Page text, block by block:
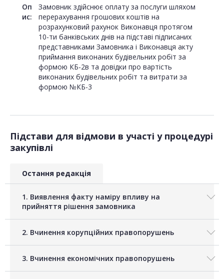
Оп
ис:
Замовник здійснює оплату за послуги шляхом
перерахування грошових коштів на
розрахунковий рахунок Виконавця протягом
10-ти банківських днів на підставі підписаних
представниками Замовника і Виконавця акту
приймання виконаних будівельних робіт за
формою КБ-2в та довідки про вартість
виконаних будівельних робіт та витрати за
формою №КБ-3
Підстави для відмови в участі у процедурі
закупівлі
Остання редакція
1. Виявлення факту наміру впливу на
прийняття рішення замовника
2. Вчинення корупційних правопорушень
3. Вчинення економічних правопорушень